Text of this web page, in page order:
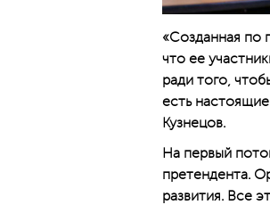
«Созданная по
что ее
ради того,
есть
Кузнецов.
На первый
претендента.
развития. Все